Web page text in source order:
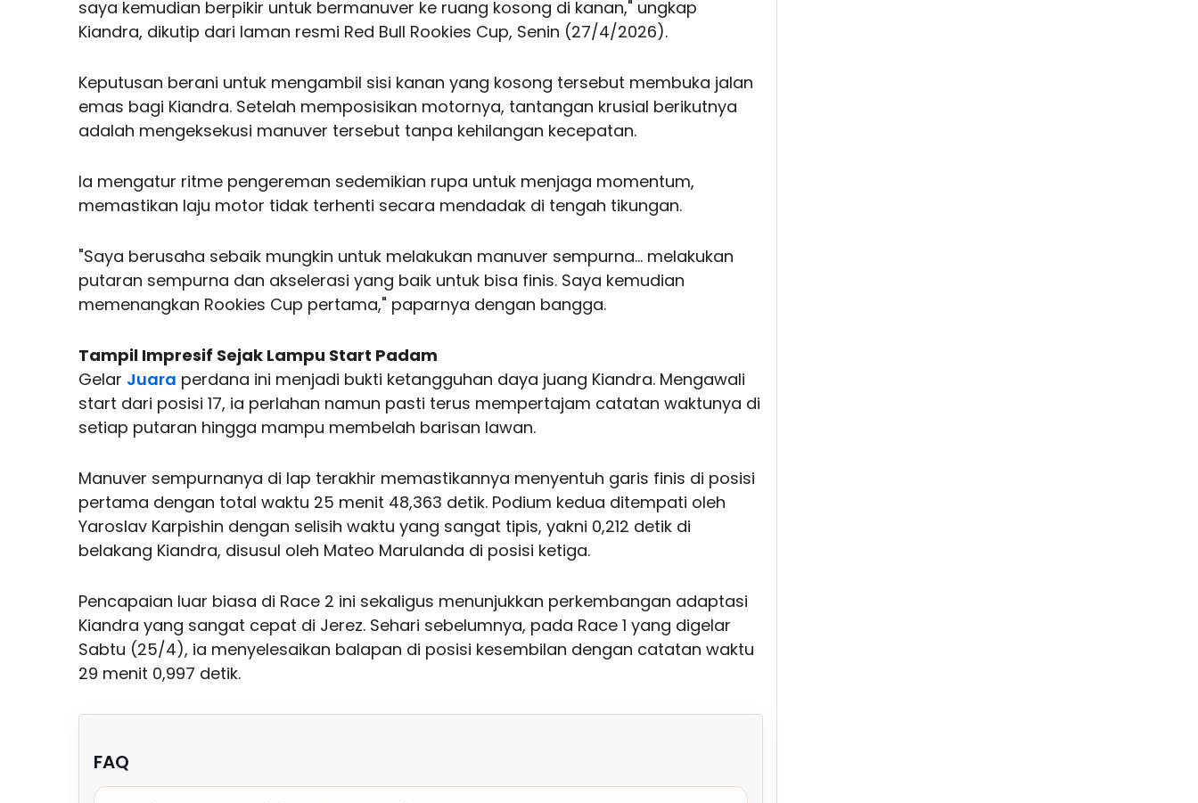
saya kemudian berpikir untuk bermanuver ke ruang kosong di kanan," ungkap
Kiandra, dikutip dari laman resmi Red Bull Rookies Cup, Senin (27/4/2026).
Keputusan berani untuk mengambil sisi kanan yang kosong tersebut membuka jalan
emas bagi Kiandra. Setelah memposisikan motornya, tantangan krusial berikutnya
adalah mengeksekusi manuver tersebut tanpa kehilangan kecepatan.
Ia mengatur ritme pengereman sedemikian rupa untuk menjaga momentum,
memastikan laju motor tidak terhenti secara mendadak di tengah tikungan.
"Saya berusaha sebaik mungkin untuk melakukan manuver sempurna... melakukan
putaran sempurna dan akselerasi yang baik untuk bisa finis. Saya kemudian
memenangkan Rookies Cup pertama," paparnya dengan bangga.
Tampil Impresif Sejak Lampu Start Padam
Gelar Juara perdana ini menjadi bukti ketangguhan daya juang Kiandra. Mengawali
start dari posisi 17, ia perlahan namun pasti terus mempertajam catatan waktunya di
setiap putaran hingga mampu membelah barisan lawan.
Manuver sempurnanya di lap terakhir memastikannya menyentuh garis finis di posisi
pertama dengan total waktu 25 menit 48,363 detik. Podium kedua ditempati oleh
Yaroslav Karpishin dengan selisih waktu yang sangat tipis, yakni 0,212 detik di
belakang Kiandra, disusul oleh Mateo Marulanda di posisi ketiga.
Pencapaian luar biasa di Race 2 ini sekaligus menunjukkan perkembangan adaptasi
Kiandra yang sangat cepat di Jerez. Sehari sebelumnya, pada Race 1 yang digelar
Sabtu (25/4), ia menyelesaikan balapan di posisi kesembilan dengan catatan waktu
29 menit 0,997 detik.
FAQ